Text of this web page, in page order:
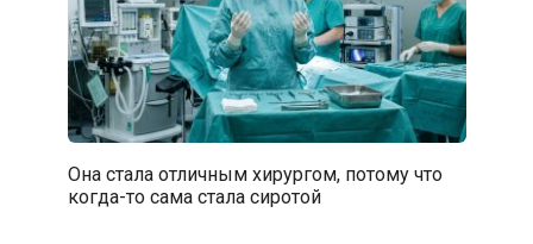
Она стала отличным хирургом, потому что
когда-то сама стала сиротой